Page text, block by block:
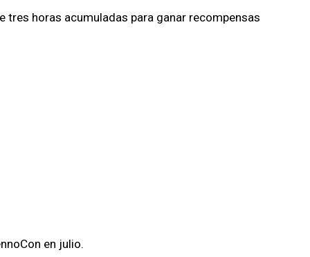
horas acumuladas para ganar recompensas
en julio.